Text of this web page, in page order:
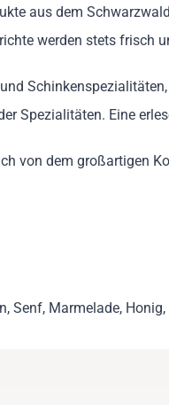
aus dem
werden stets frisch
Spezialitäten. Eine
von dem großartigen
Senf, Marmelade,